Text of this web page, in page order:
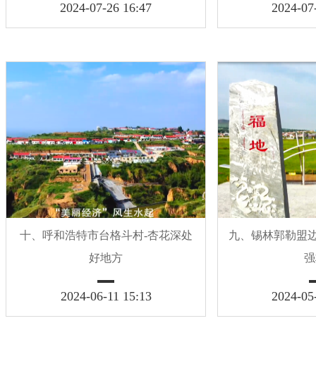
2024-07-26 16:47 2024-
十、呼和浩特市台格斗村-杏花深处
好地方
2024-06-11 15:13
九、锡林郭勒盟
2024-